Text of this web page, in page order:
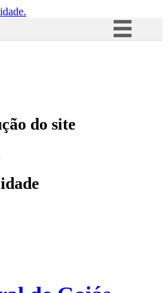
Acesso à informação
do site